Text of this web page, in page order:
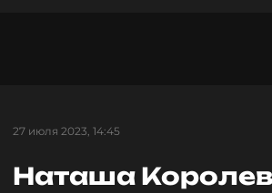
27 июля 2023, 14:45
Наташа